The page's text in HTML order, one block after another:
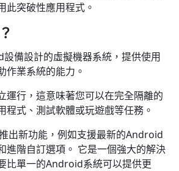
此突破性應用程式。
備設計的虛擬機器系統，提供使用
作業系統的能力。
運行，這意味著您可以在完全隔離的
程式、測試軟體或玩遊戲等任務。
出新功能，例如支援最新的Android
進階自訂選項。 它是一個強大的解決
比單一的Android系統可以提供更